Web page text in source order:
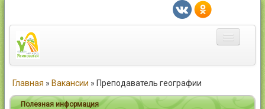
Город
Главная » Вакансии » Преподаватель географии
Полезная информация